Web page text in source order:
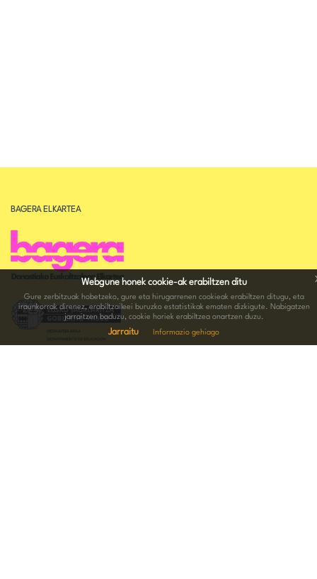
BAGERA ELKARTEA
Webgune honek cookie-ak erabiltzen ditu
Gure zerbitzuak hobetzeko, gure eta hirugarrenen cookieak erabiltzen ditugu, eta
iraunkorrak direnez, erabiltzaileei buruzko estatistikak ematen dizkigute. Nabigatzen
jarraitzen baduzu, cookie horiek erabiltzea onartzen duzu.
Jarraitu Informazio gehiago